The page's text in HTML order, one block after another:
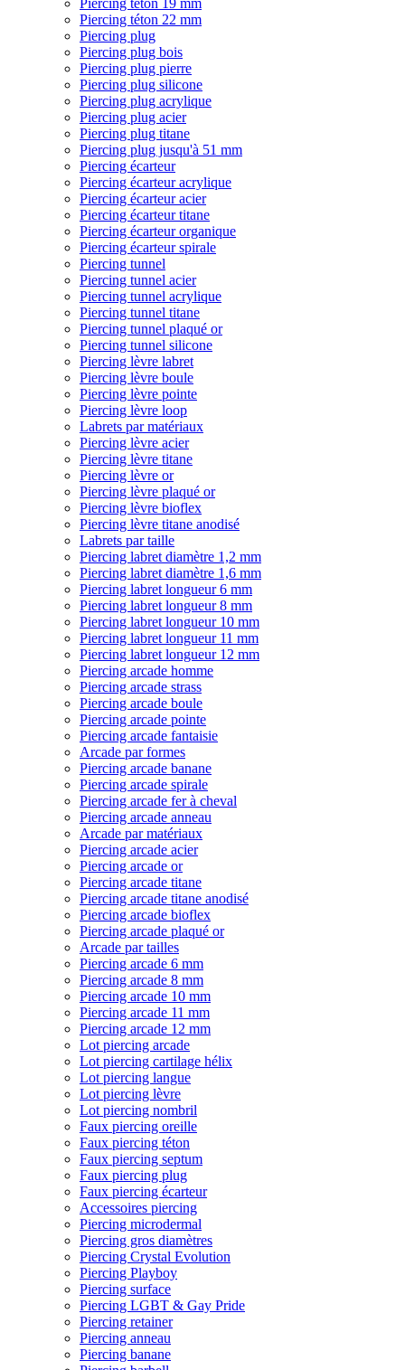
Piercing téton 19 mm
Piercing téton 22 mm
Piercing plug
Piercing plug bois
Piercing plug pierre
Piercing plug silicone
Piercing plug acrylique
Piercing plug acier
Piercing plug titane
Piercing plug jusqu'à 51 mm
Piercing écarteur
Piercing écarteur acrylique
Piercing écarteur acier
Piercing écarteur titane
Piercing écarteur organique
Piercing écarteur spirale
Piercing tunnel
Piercing tunnel acier
Piercing tunnel acrylique
Piercing tunnel titane
Piercing tunnel plaqué or
Piercing tunnel silicone
Piercing lèvre labret
Piercing lèvre boule
Piercing lèvre pointe
Piercing lèvre loop
Labrets par matériaux
Piercing lèvre acier
Piercing lèvre titane
Piercing lèvre or
Piercing lèvre plaqué or
Piercing lèvre bioflex
Piercing lèvre titane anodisé
Labrets par taille
Piercing labret diamètre 1,2 mm
Piercing labret diamètre 1,6 mm
Piercing labret longueur 6 mm
Piercing labret longueur 8 mm
Piercing labret longueur 10 mm
Piercing labret longueur 11 mm
Piercing labret longueur 12 mm
Piercing arcade homme
Piercing arcade strass
Piercing arcade boule
Piercing arcade pointe
Piercing arcade fantaisie
Arcade par formes
Piercing arcade banane
Piercing arcade spirale
Piercing arcade fer à cheval
Piercing arcade anneau
Arcade par matériaux
Piercing arcade acier
Piercing arcade or
Piercing arcade titane
Piercing arcade titane anodisé
Piercing arcade bioflex
Piercing arcade plaqué or
Arcade par tailles
Piercing arcade 6 mm
Piercing arcade 8 mm
Piercing arcade 10 mm
Piercing arcade 11 mm
Piercing arcade 12 mm
Lot piercing arcade
Lot piercing cartilage hélix
Lot piercing langue
Lot piercing lèvre
Lot piercing nombril
Faux piercing oreille
Faux piercing téton
Faux piercing septum
Faux piercing plug
Faux piercing écarteur
Accessoires piercing
Piercing microdermal
Piercing gros diamètres
Piercing Crystal Evolution
Piercing Playboy
Piercing surface
Piercing LGBT & Gay Pride
Piercing retainer
Piercing anneau
Piercing banane